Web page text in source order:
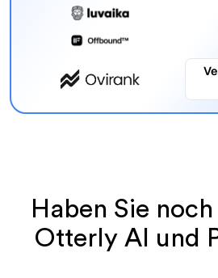
Haben Sie
Otterly AI und